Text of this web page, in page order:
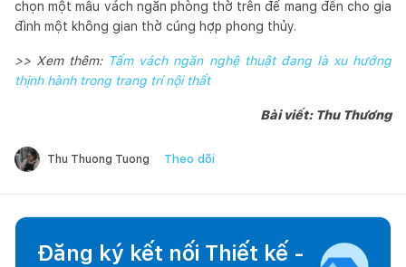
chọn một mẫu vách ngăn phòng thờ trên để mang đến cho gia
đình một không gian thờ cúng hợp phong thủy.
>> Xem thêm: Tấm vách ngăn nghệ thuật đang là xu hướng
thịnh hành trong trang trí nội thất
Bài viết: Thu Thương
Thu Thuong Tuong Theo dõi
Đăng ký kết nối Thiết kế -